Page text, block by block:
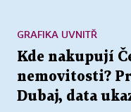
Kde nakupují
nemovitosti?
Dubaj, data
GRAFIKA UVNITŘ